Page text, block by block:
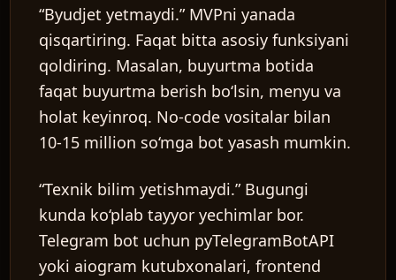
“Byudjet yetmaydi.”MVPni yanada
qisqartiring. Faqat bitta asosiy funksiyani
qoldiring. Masalan, buyurtma botida
faqat buyurtma berish bo‘lsin, menyu va
holat keyinroq. No-code vositalar bilan
10-15 million so‘mga bot yasash mumkin.
“Texnik bilim yetishmaydi.”Bugungi
kunda ko‘plab tayyor yechimlar bor.
Telegram bot uchun pyTelegramBotAPI
yoki aiogram kutubxonalari, frontend